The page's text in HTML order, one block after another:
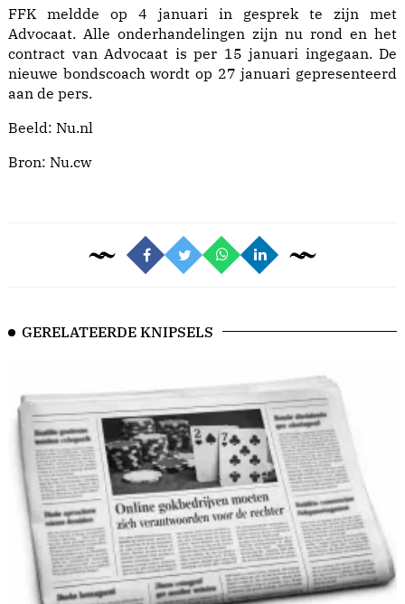
FFK meldde op 4 januari in gesprek te zijn met
Advocaat. Alle onderhandelingen zijn nu rond en het
contract van Advocaat is per 15 januari ingegaan. De
nieuwe bondscoach wordt op 27 januari gepresenteerd
aan de pers.
Beeld: Nu.nl
Bron: Nu.cw
GERELATEERDE KNIPSELS